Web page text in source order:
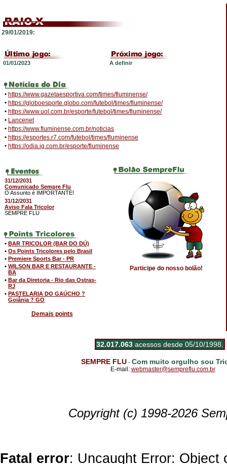
29/01/2019:
01/01/2023 A definir
• https://www.gazetaesportiva.com/times/fluminense/
• https://globoesporte.globo.com/futebol/times/fluminense/
• https://www.uol.com.br/esporte/futebol/times/fluminense/
• Lancenet
• https://www.fluminense.com.br/noticias
• https://esportes.r7.com/futebol/times/fluminense
• https://odia.ig.com.br/esporte/fluminense
31/12/2031
Comunicado Sempre Flu
O Assunto é IMPORTANTE!
31/12/2031
Aviso Fala Tricolor
SEMPRE FLU
• BAR TRICOLOR (BAR DO DÚ)
• Os Points Tricolores pelo Brasil
• Premiere Sports Bar - PR
• WILSON BAR E RESTAURANTE -
BA
• Bar da Diretoria - Rio das Ostras-
RJ
• PASTELARIA DO GAÚCHO ?
Goiânia ? GO
Demais points
Participe do nosso bolão!
32.017.063 acessos desde 05/10/1998.
SEMPRE FLU- Com muito orgulho sou
E-mail: webmaster@sempreflu.com.br
Copyright (c) 1998-2026
Fatal error: Uncaught Error: Object